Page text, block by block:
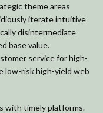
theme areas
iterate intuitive
disintermediate
base value.
service for high-
low-risk high-yield web
with timely platforms.